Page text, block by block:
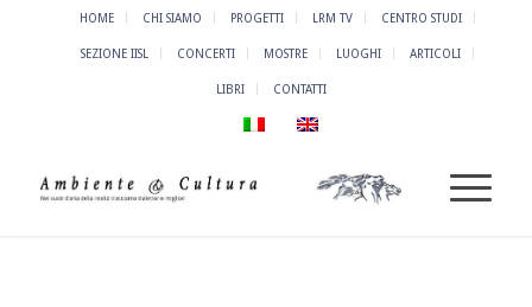
HOME CHI SIAMO PROGETTI LRM TV CENTRO STUDI
SEZIONE IISL CONCERTI MOSTRE LUOGHI ARTICOLI
LIBRI CONTATTI